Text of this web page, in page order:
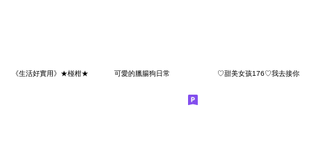
《生活好實用》★椪柑★ 可愛的臘腸狗日常 ♡甜美女孩176♡我去接你